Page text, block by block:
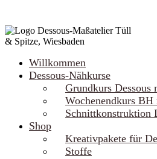
Willkommen
Dessous-Nähkurse
Grundkurs Dessous
Wochenendkurs BH
Schnittkonstruktion
Shop
Kreativpakete für
Stoffe